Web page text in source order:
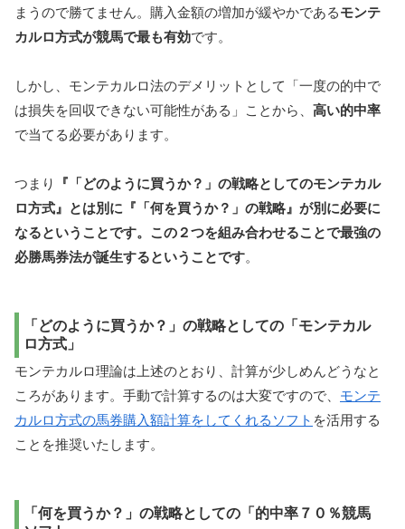
まうので勝てません。購入金額の増加が緩やかであるモンテ
カルロ方式が競馬で最も有効です。
しかし、モンテカルロ法のデメリットとして「一度の的中で
は損失を回収できない可能性がある」ことから、 高い的中率
で当てる必要があります。
つまり
『「どのように買うか？」の戦略としてのモンテカル
ロ方式』とは別に『「何を買うか？」の戦略』が別に必要に
なるということです。この２つを組み合わせることで最強の
必勝馬券法が誕生するということです。
「どのように買うか？」の戦略としての「モンテカル
ロ方式」
モンテカルロ理論は上述のとおり、計算が少しめんどうなと
ころがあります。手動で計算するのは大変ですので、 モンテ
カルロ方式の馬券購入額計算をしてくれるソフト を活用する
ことを推奨いたします。
「何を買うか？」の戦略としての「的中率７０％競馬